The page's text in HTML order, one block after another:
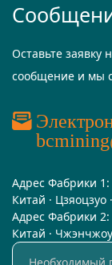
Оставьте
сообщение и мы
Адрес Фабрики 1:
Китай ·
Адрес Фабрики 2:
Китай ·